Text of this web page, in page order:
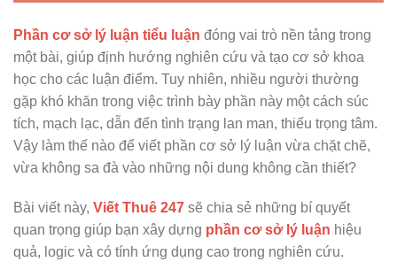
Phần cơ sở lý luận tiểu luận đóng vai trò nền tảng trong
một bài, giúp định hướng nghiên cứu và tạo cơ sở khoa
học cho các luận điểm. Tuy nhiên, nhiều người thường
gặp khó khăn trong việc trình bày phần này một cách súc
tích, mạch lạc, dẫn đến tình trạng lan man, thiếu trọng tâm.
Vậy làm thế nào để viết phần cơ sở lý luận vừa chặt chẽ,
vừa không sa đà vào những nội dung không cần thiết?
Bài viết này, Viết Thuê 247 sẽ chia sẻ những bí quyết
quan trọng giúp bạn xây dựng phần cơ sở lý luận hiệu
quả, logic và có tính ứng dụng cao trong nghiên cứu.